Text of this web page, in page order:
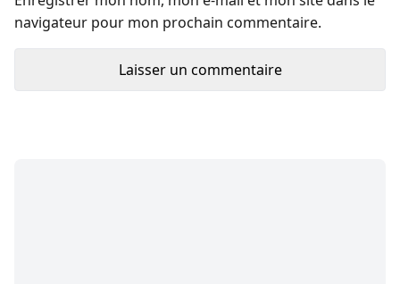
navigateur pour mon prochain commentaire.